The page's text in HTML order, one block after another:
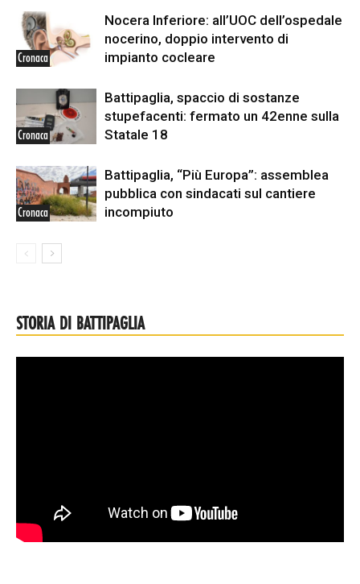
Cronaca
Nocera Inferiore: all’UOC dell’ospedale
nocerino, doppio intervento di
impianto cocleare
Cronaca
Battipaglia, spaccio di sostanze
stupefacenti: fermato un 42enne sulla
Statale 18
Cronaca
Battipaglia, “Più Europa”: assemblea
pubblica con sindacati sul cantiere
incompiuto
STORIA DI BATTIPAGLIA